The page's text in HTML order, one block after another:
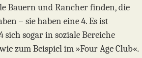
Bauern und Rancher finden, die
– sie haben eine 4. Es ist
sich sogar in soziale Bereiche
zum Beispiel im »Four Age Club«.